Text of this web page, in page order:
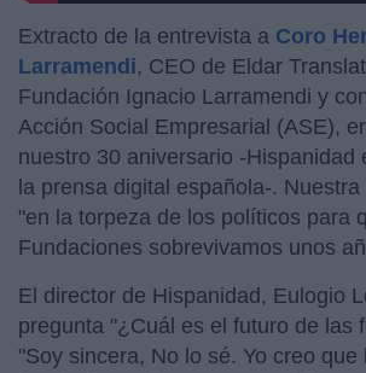
Extracto de la entrevista a Coro
Larramendi, CEO de Eldar
Fundación Ignacio Larramendi y
Acción Social Empresarial (ASE),
nuestro 30 aniversario -Hispanidad
la prensa digital española-.
"en la torpeza de los políticos para
Fundaciones sobrevivamos unos
El director de Hispanidad, Eulogio
pregunta "¿Cuál es el futuro de las
"Soy sincera, No lo sé. Yo creo que